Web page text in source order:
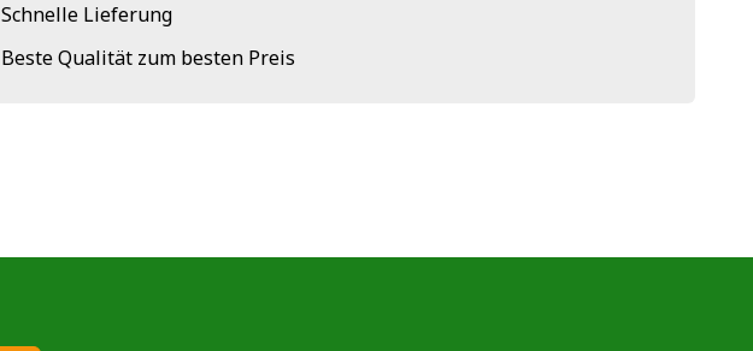
Schnelle Lieferung
Beste Qualität zum besten Preis